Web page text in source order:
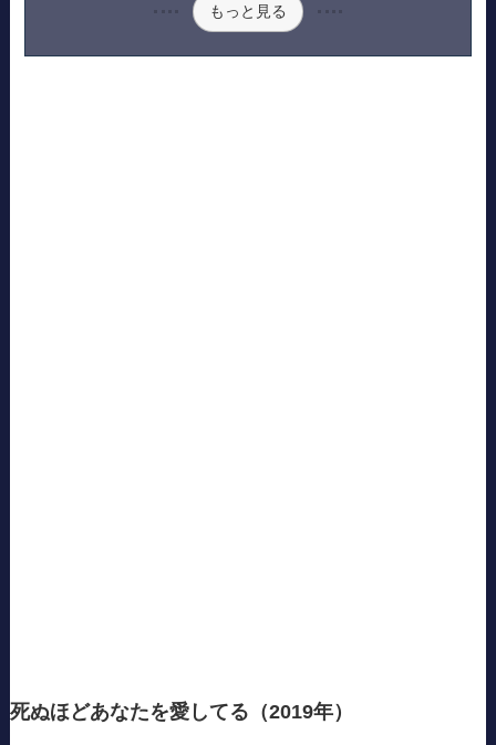
もっと見る
死ぬほどあなたを愛してる（2019年）